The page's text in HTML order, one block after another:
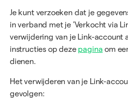
Je kunt verzoeken dat je
in verband met je 'Verkocht via
verwijdering van je Link-account
instructies op deze pagina om
dienen.
Het verwijderen van je Link-
gevolgen: